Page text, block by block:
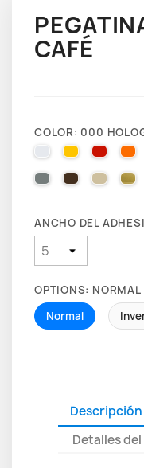
CAFÉ
COLOR: 000
010 WHITE
025 031 RED
071 GREY080 BROWN
082
ANCHO DEL
OPTIONS: NORMAL
Normal
Descripción
Detalles